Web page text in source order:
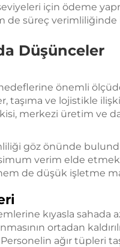
için ödeme
süreç verimliliğinde
Düşünceler
önemli
taşıma ve lojistikle
merkezi üretim ve
göz önünde
verim elde
de düşük işletme
kıyasla sahada
ortadan
ağır tüpleri